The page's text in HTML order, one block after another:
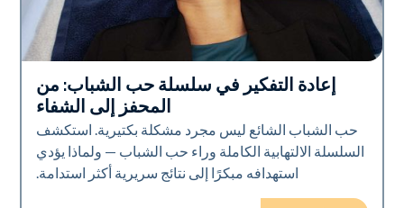
صحة الجلد
إعادة التفكير في سلسلة حب الشباب: من
المحفز إلى الشفاء
حب الشباب الشائع ليس مجرد مشكلة بكتيرية. استكشف
السلسلة الالتهابية الكاملة وراء حب الشباب — ولماذا يؤدي
استهدافه مبكرًا إلى نتائج سريرية أكثر استدامة.